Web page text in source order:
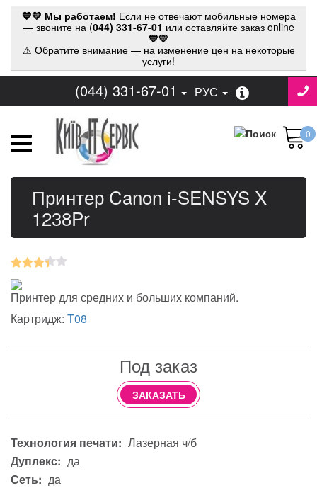
💙💛 Мы работаем! Если не отвечают мобильные номера
— звоните на (044) 331-67-01 или оставляйте заказ online
💙💛
⚠ Обратите внимание — на изменение цен на некоторые
услуги!
(044) 331-67-01 РУС
0
Принтер Canon i-SENSYS X
1238Pr
Принтер для средних и больших компаний.
Картридж: T08
Под заказ
ЗАКАЗАТЬ
Технология печати: Лазерная ч/б
Дуплекс: да
Сеть: да